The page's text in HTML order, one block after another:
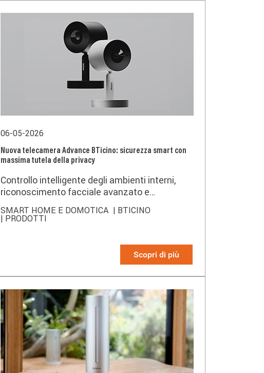
06-05-2026
Nuova telecamera Advance BTicino: sicurezza smart con
massima tutela della privacy
Controllo intelligente degli ambienti interni,
riconoscimento facciale avanzato e
SMART HOME E DOMOTICA | BTICINO
| PRODOTTI
Scopri di più